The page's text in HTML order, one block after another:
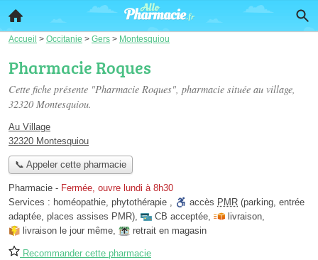
Accueil > Occitanie > Gers > Montesquiou
Pharmacie Roques
Cette fiche présente "Pharmacie Roques", pharmacie située au village,
32320 Montesquiou.
Au Village
32320 Montesquiou
📞 Appeler cette pharmacie
Pharmacie - Fermée, ouvre lundi à 8h30
Services : homéopathie, phytothérapie , accès PMR (parking, entrée
adaptée, places assises PMR), CB acceptée, livraison,
livraison le jour même, retrait en magasin
Recommander cette pharmacie